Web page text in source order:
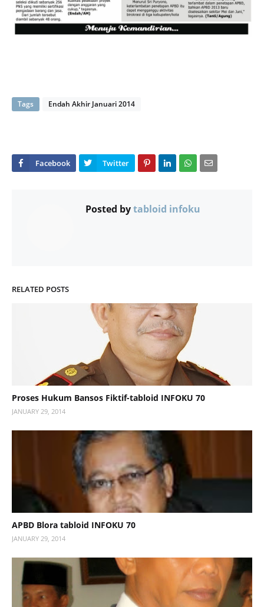
Tags Endah Akhir Januari 2014
Posted bytabloid infoku
RELATED POSTS
Proses Hukum Bansos Fiktif-tabloid INFOKU 70
JANUARY 29, 2014
APBD Blora tabloid INFOKU 70
JANUARY 29, 2014